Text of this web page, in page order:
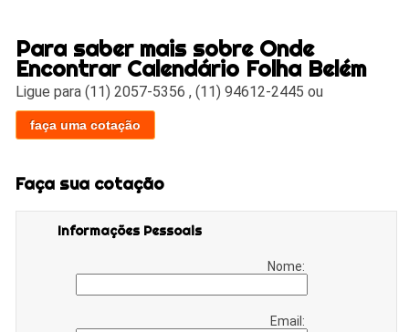
Para saber mais sobre Onde
Encontrar Calendário Folha Belém
Ligue para(11) 2057-5356 ,(11) 94612-2445 ou
faça uma cotação
Faça sua cotação
Informações Pessoais
Nome:
Email: